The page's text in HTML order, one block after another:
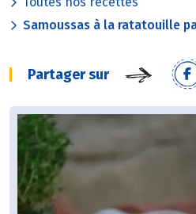
Samoussas à la ratatouille
Partager sur